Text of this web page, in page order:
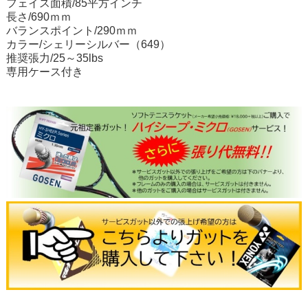
フェイス面積/85平方インチ
長さ/690ｍｍ
バランスポイント/290ｍｍ
カラー/シェリーシルバー（649）
推奨張力/25～35lbs
専用ケース付き